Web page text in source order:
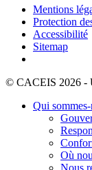
Mentions
Protection
Accessibilité
Sitemap
© CACEIS 2026 -
Qui
Où
Nous